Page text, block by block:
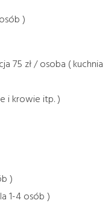
)
75 zł / osoba ( kuchnia
i krowie itp. )
)
1-4 osób )